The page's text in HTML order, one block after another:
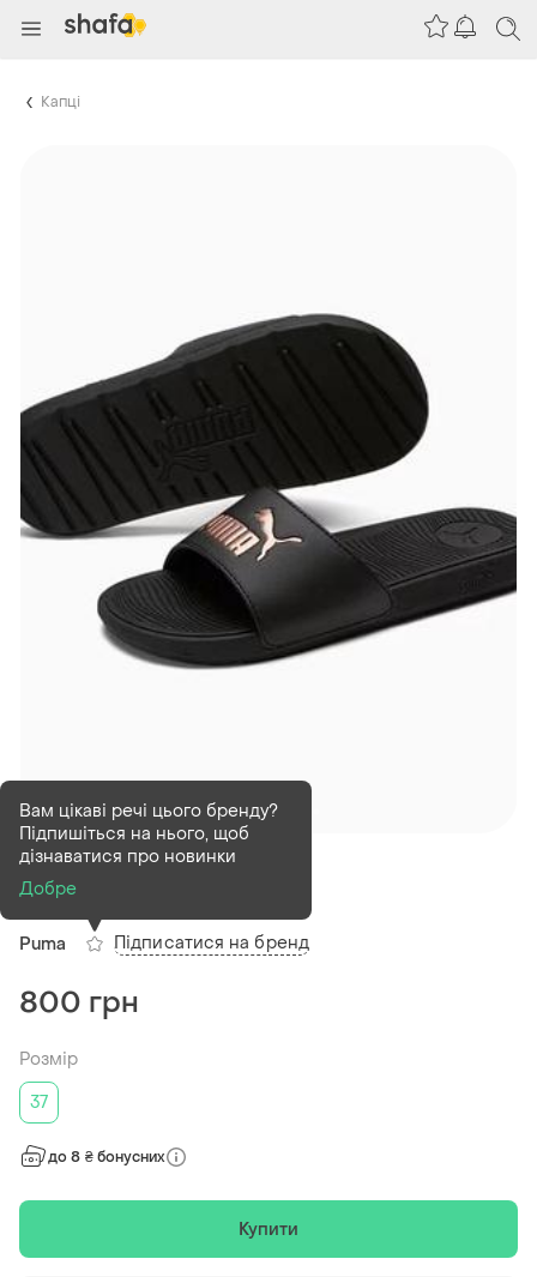
Капці
В наявності1 шт
Тапочки puma 37 рр
Puma
Вам цікаві речі цього бренду?
Підпишіться на нього, щоб
дізнаватися про новинки
Добре
Підписатися на бренд
800 грн
Розмір
37
до 8 ₴ бонусних
Купити